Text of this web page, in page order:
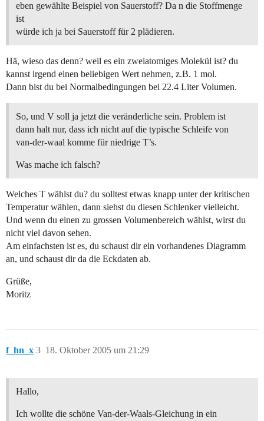
eben gewählte Beispiel von Sauerstoff? Da n die Stoffmenge
ist
würde ich ja bei Sauerstoff für 2 plädieren.
Hä, wieso das denn? weil es ein zweiatomiges Molekül ist? du
kannst irgend einen beliebigen Wert nehmen, z.B. 1 mol.
Dann bist du bei Normalbedingungen bei 22.4 Liter Volumen.
So, und V soll ja jetzt die veränderliche sein. Problem ist
dann halt nur, dass ich nicht auf die typische Schleife von
van-der-waal komme für niedrige T’s.
Was mache ich falsch?
Welches T wählst du? du solltest etwas knapp unter der kritischen
Temperatur wählen, dann siehst du diesen Schlenker vielleicht.
Und wenn du einen zu grossen Volumenbereich wählst, wirst du
nicht viel davon sehen.
Am einfachsten ist es, du schaust dir ein vorhandenes Diagramm
an, und schaust dir da die Eckdaten ab.
Grüße,
Moritz
f_hn_x 18. Oktober 2005 um 21:29
3
Hallo,
Ich wollte die schöne Van-der-Waals-Gleichung in ein